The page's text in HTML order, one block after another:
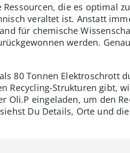
die es optimal
veraltet ist. Anstatt
für chemische
werden.
80 Tonnen Elektroschrott
Recycling-Strukturen gibt,
Oli.P eingeladen, um den
Du Details, Orte und